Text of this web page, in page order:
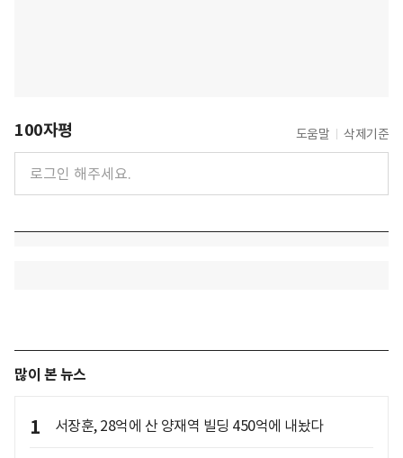
100자평 도움말 삭제기준
많이 본 뉴스
1 서장훈, 28억에 산 양재역 빌딩 450억에 내놨다